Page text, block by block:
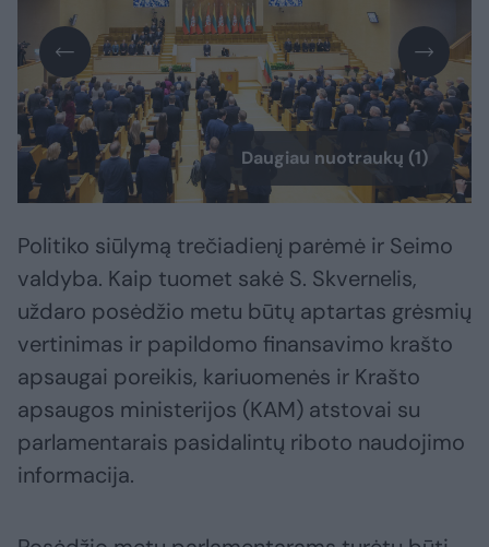
Daugiau nuotraukų (1)
Politiko siūlymą trečiadienį parėmė ir Seimo
valdyba. Kaip tuomet sakė S. Skvernelis,
uždaro posėdžio metu būtų aptartas grėsmių
vertinimas ir papildomo finansavimo krašto
apsaugai poreikis, kariuomenės ir Krašto
apsaugos ministerijos (KAM) atstovai su
parlamentarais pasidalintų riboto naudojimo
informacija.